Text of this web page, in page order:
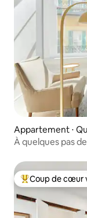
Appartement ⋅
À quelques pas
Coups de cœur
Coup de cœur